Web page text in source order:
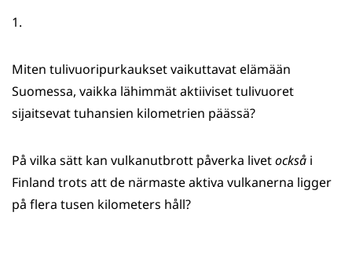
1.
Miten tulivuoripurkaukset vaikuttavat elämään
Suomessa, vaikka lähimmät aktiiviset tulivuoret
sijaitsevat tuhansien kilometrien päässä?
På vilka sätt kan vulkanutbrott påverka livetockså i
Finland trots att de närmaste aktiva vulkanerna ligger
på flera tusen kilometers håll?